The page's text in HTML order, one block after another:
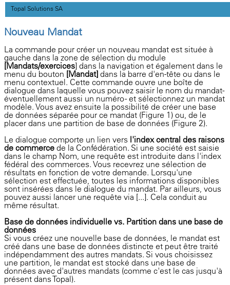
Topal Solutions SA
Nouveau Mandat
La commande pour créer un nouveau mandat est située à
gauche dans la zone de sélection du module
[Mandats/exercices] dans la navigation et également dans le
menu du bouton [Mandat] dans la barre d'en-tête ou dans le
menu contextuel. Cette commande ouvre une boîte de
dialogue dans laquelle vous pouvez saisir le nom du mandat-
éventuellement aussi un numéro - et sélectionnez un mandat
modèle. Vous avez ensuite la possibilité de créer une base
de données séparée pour ce mandat (Figure 1) ou, de le
placer dans une partition de base de données (Figure 2).
Le dialogue comporte un lien vers l'index central des raisons
de commerce de la Confédération. Si une société est saisie
dans le champ Nom, une requête est introduite dans l'index
fédéral des commerces. Vous recevrez une sélection de
résultats en fonction de votre demande. Lorsqu'une
sélection est effectuée, toutes les informations disponibles
sont insérées dans le dialogue du mandat. Par ailleurs, vous
pouvez aussi lancer une requête via [...]. Cela conduit au
même résultat.
Base de données individuelle vs. Partition dans une base de
données
Si vous créez une nouvelle base de données, le mandat est
créé dans une base de données distincte et peut être traité
indépendamment des autres mandats. Si vous choisissez
une partition, le mandat est stocké dans une base de
données avec d'autres mandats (comme c'est le cas jusqu'à
présent dans Topal).